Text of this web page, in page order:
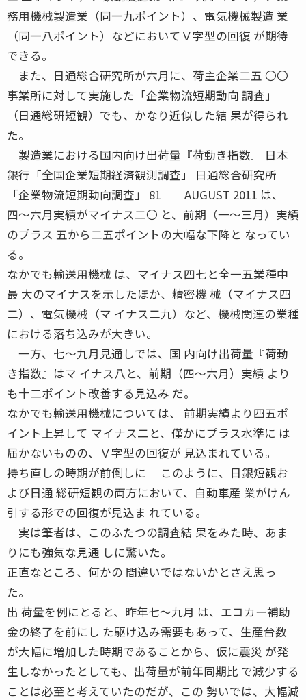
務用機械製造業（同一九ポイント）、電気機械製造 業
（同一八ポイント）などにおいてＶ字型の回復 が期待
できる。
また、日通総合研究所が六月に、荷主企業二五 〇〇
事業所に対して実施した「企業物流短期動向 調査」
（日通総研短観）でも、かなり近似した結 果が得られ
た。
製造業における国内向け出荷量『荷動き指数』 日本
銀行「全国企業短期経済観測調査」 日通総合研究所
「企業物流短期動向調査」 81 AUGUST 2011 は、
四〜六月実績がマイナス二〇 と、前期（一〜三月）実績
のプラス 五から二五ポイントの大幅な下降と なってい
る。
なかでも輸送用機械 は、マイナス四七と全一五業種中
最 大のマイナスを示したほか、精密機 械（マイナス四
二）、電気機械（マ イナス二九）など、機械関連の業種
における落ち込みが大きい。
一方、七〜九月見通しでは、国 内向け出荷量『荷動
き指数』はマ イナス八と、前期（四〜六月）実績 より
も十二ポイント改善する見込み だ。
なかでも輸送用機械については、 前期実績より四五ポ
イント上昇して マイナス二と、僅かにプラス水準に は
届かないものの、Ｖ字型の回復が 見込まれている。
持ち直しの時期が前倒しに このように、日銀短観お
よび日通 総研短観の両方において、自動車産 業がけん
引する形での回復が見込ま れている。
実は筆者は、このふたつの調査結 果をみた時、あま
りにも強気な見通 しに驚いた。
正直なところ、何かの 間違いではないかとさえ思っ
た。
出 荷量を例にとると、昨年七〜九月 は、エコカー補助
金の終了を前にし た駆け込み需要もあって、生産台数
が大幅に増加した時期であることから、仮に震災 が発
生しなかったとしても、出荷量が前年同期比 で減少する
ことは必至と考えていたのだが、この 勢いでは、大幅減